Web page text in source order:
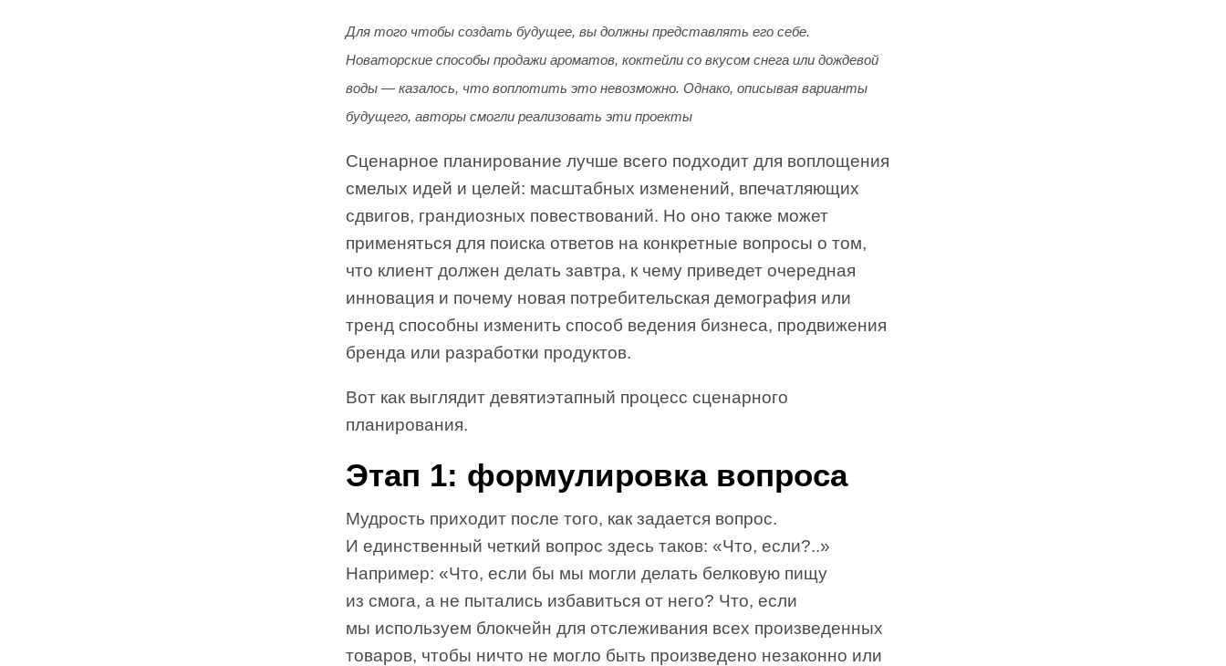
Для того чтобы создать будущее, вы должны представлять его себе.
Новаторские способы продажи ароматов, коктейли со вкусом снега или дождевой
воды — казалось, что воплотить это невозможно. Однако, описывая варианты
будущего, авторы смогли реализовать эти проекты
Сценарное планирование лучше всего подходит для воплощения
смелых идей и целей: масштабных изменений, впечатляющих
сдвигов, грандиозных повествований. Но оно также может
применяться для поиска ответов на конкретные вопросы о том,
что клиент должен делать завтра, к чему приведет очередная
инновация и почему новая потребительская демография или
тренд способны изменить способ ведения бизнеса, продвижения
бренда или разработки продуктов.
Вот как выглядит девятиэтапный процесс сценарного
планирования.
Этап 1: формулировка вопроса
Мудрость приходит после того, как задается вопрос.
И единственный четкий вопрос здесь таков: «Что, если?..»
Например: «Что, если бы мы могли делать белковую пищу
из смога, а не пытались избавиться от него? Что, если
мы используем блокчейн для отслеживания всех произведенных
товаров, чтобы ничто не могло быть произведено незаконно или